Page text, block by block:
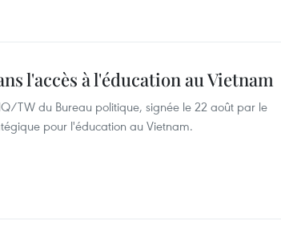
l'accès à l'éducation au Vietnam
TW du Bureau politique, signée le 22 août par le
pour l'éducation au Vietnam.